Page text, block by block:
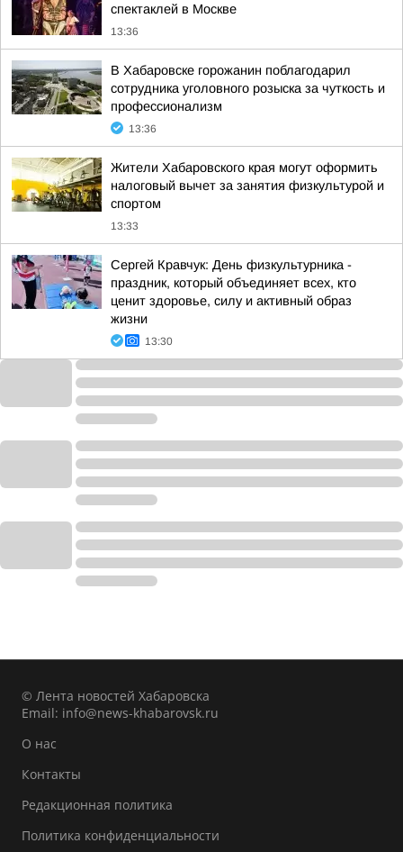
спектаклей в Москве
13:36
В Хабаровске горожанин поблагодарил
сотрудника уголовного розыска за чуткость и
профессионализм
13:36
Жители Хабаровского края могут оформить
налоговый вычет за занятия физкультурой и
спортом
13:33
Сергей Кравчук: День физкультурника -
праздник, который объединяет всех, кто
ценит здоровье, силу и активный образ
жизни
13:30
© Лента новостей Хабаровска
Email: info@news-khabarovsk.ru
О нас
Контакты
Редакционная политика
Политика конфиденциальности